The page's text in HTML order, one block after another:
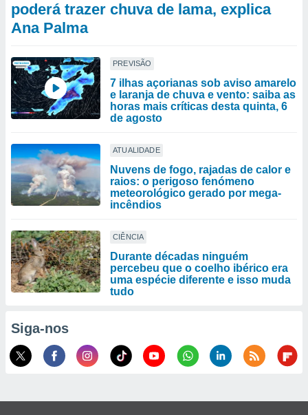
poderá trazer chuva de lama, explica
Ana Palma
PREVISÃO
7 ilhas açorianas sob aviso amarelo
e laranja de chuva e vento: saiba as
horas mais críticas desta quinta, 6
de agosto
ATUALIDADE
Nuvens de fogo, rajadas de calor e
raios: o perigoso fenómeno
meteorológico gerado por mega-
incêndios
CIÊNCIA
Durante décadas ninguém
percebeu que o coelho ibérico era
uma espécie diferente e isso muda
tudo
Siga-nos